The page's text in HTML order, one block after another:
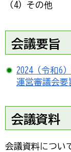
（4）その他
会議要旨
2024（令和6
運営審議会要
会議資料
会議資料につい